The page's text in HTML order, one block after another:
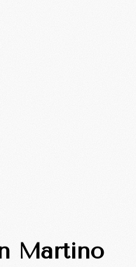
Martino